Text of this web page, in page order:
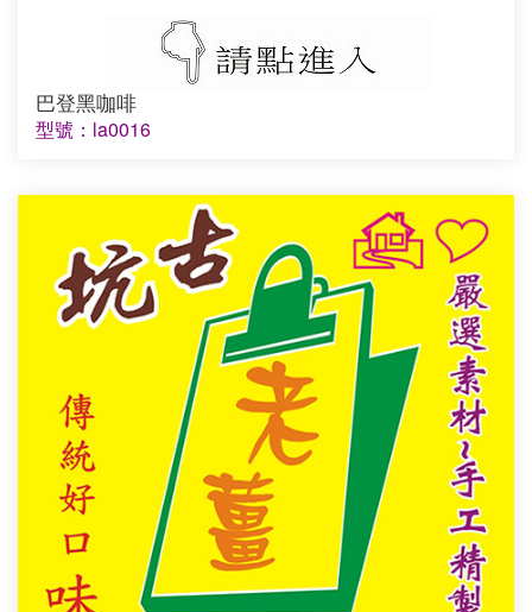
巴登黑咖啡
型號：la0016